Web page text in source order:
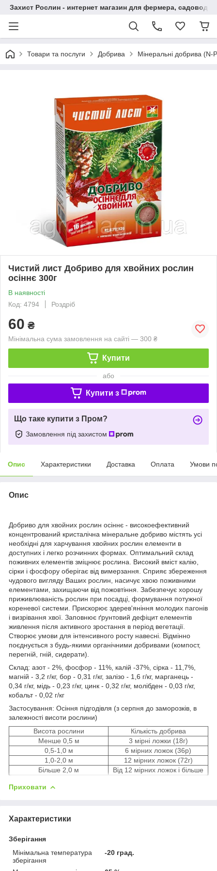
Захист Рослин - интернет магазин для фермера,
Товари та послуги Добрива Мінеральні добрива (N-
Чистий лист Добриво для хвойних рослин
осіннє 300г
В наявності
Код: 4794
Роздріб
60 ₴
Мінімальна сума замовлення на сайті — 300 ₴
Купити
або
Купити з
Що таке купити з Пром?
Замовлення під захистом
Опис Характеристики Доставка Оплата Умови
Опис
Добриво для хвойних рослин осіннє - високоефективний
концентрований кристалічна мінеральне добриво містять усі
необхідні для харчування хвойних рослин елементи в
доступних і легко розчинних формах. Оптимальний склад
поживних елементів зміцнює рослина. Високий вміст калію,
сірки і фосфору оберігає від вимерзання. Сприяє збереження
чудового вигляду Ваших рослин, насичує хвою поживними
елементами, захищаючи від пожовтіння. Забезпечує хорошу
приживлюваність рослин при посадці, формування потужної
кореневої системи. Прискорює здерев'яніння молодих пагонів
і визрівання хвої. Заповнює ґрунтовий дефіцит елементів
живлення після активного зростання в період вегетації.
Створює умови для інтенсивного росту навесні. Відмінно
поєднується з будь-якими органічними добривами (компост,
перегній, гній, сидерати).
Склад: азот - 2%, фосфор - 11%, калій -37%, сірка - 11,7%,
магній - 3,2 г/кг, бор - 0,31 г/кг, залізо - 1,6 г/кг, марганець -
0,34 г/кг, мідь - 0,23 г/кг, цинк - 0,32 г/кг, молібден - 0,03 г/кг,
кобальт - 0,02 г/кг
Застосування: Осіння підгодівля (з серпня до заморозків, в
залежності висоти рослини)
Висота рослини
Кількість добрива
Менше 0,5 м
3 мірні ложки (18г)
0,5-1,0 м
6 мірних ложок (36р)
1,0-2,0 м
12 мірних ложок (72г)
Більше 2,0 м
Від 12 мірних ложок і більше
Приховати
Характеристики
Зберігання
Мінімальна температура
зберігання
-20 град.